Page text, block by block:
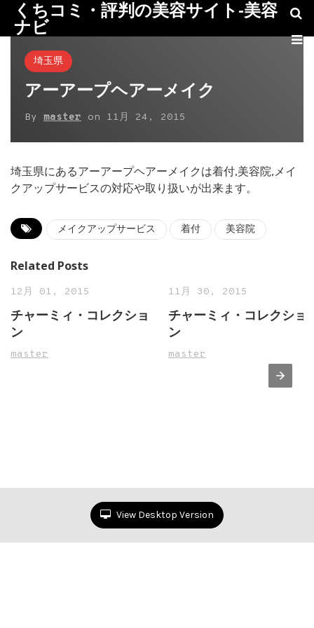
くちコミ・評判の美容サイト-美容
ナビ
埼玉県
アーアープヘアーメイク
By master on 11月 24, 2015
埼玉県にあるアーアープヘアーメイクは着付,美容院,メイ
クアップサービスの対応や取り扱いが出来ます。
メイクアップサービス 着付 美容院
Related Posts
12月 01, 2015
チャーミィ・コレクショ
ン
master
11月 30, 2015
チャーミィ・コレクショ
ン
master
View Desktop Version